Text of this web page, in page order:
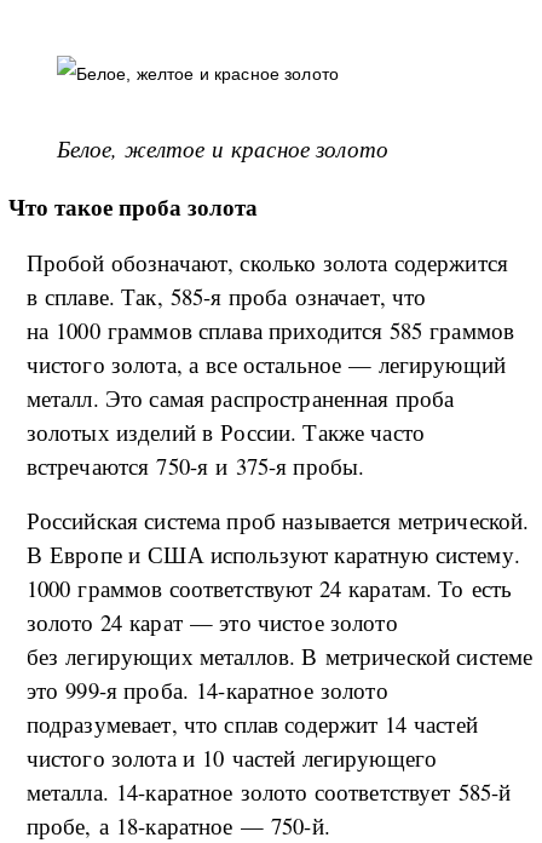
Белое, желтое и красное золото
Что такое проба золота
Пробой обозначают, сколько золота содержится
в сплаве. Так, 585-я проба означает, что
на 1000 граммов сплава приходится 585 граммов
чистого золота, а все остальное — легирующий
металл. Это самая распространенная проба
золотых изделий в России. Также часто
встречаются 750-я и 375-я пробы.
Российская система проб называется метрической.
В Европе и США используют каратную систему.
1000 граммов соответствуют 24 каратам. То есть
золото 24 карат — это чистое золото
без легирующих металлов. В метрической системе
это 999-я проба. 14-каратное золото
подразумевает, что сплав содержит 14 частей
чистого золота и 10 частей легирующего
металла. 14-каратное золото соответствует 585-й
пробе, а 18-каратное — 750-й.